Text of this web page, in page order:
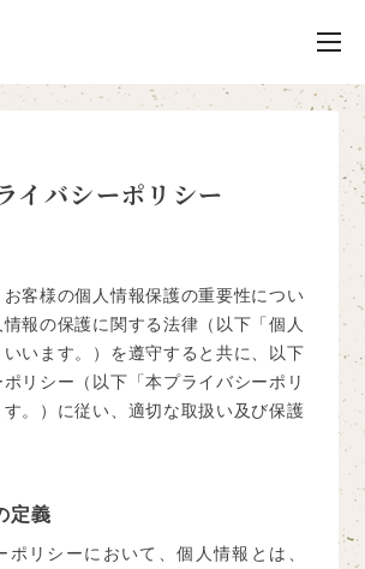
イバシーポリシー
客様の個人情報保護の重要性につい
報の保護に関する法律（以下「個人
います。）を遵守すると共に、以下
リシー（以下「本プライバシーポリ
。）に従い、適切な取扱い及び保護
定義
ポリシーにおいて、個人情報とは、